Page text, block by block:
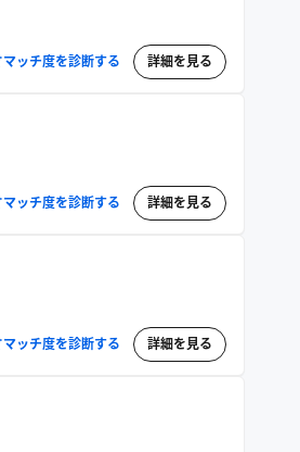
マッチ度を診断する 詳細を見る
マッチ度を診断する 詳細を見る
マッチ度を診断する 詳細を見る